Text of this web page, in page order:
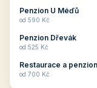
stavbou, polohou
zaměřením nabízí
Romantické ...
Penzion U Méďů
od 590 Kč
Penzion Dřevák
od 525 Kč
od 700 Kč
👥